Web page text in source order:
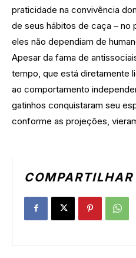
praticidade na convivência
de seus hábitos de caça – no
eles não dependiam de
Apesar da fama de
tempo, que está diretamente
ao comportamento
gatinhos conquistaram seu
conforme as projeções,
COMPARTILHAR